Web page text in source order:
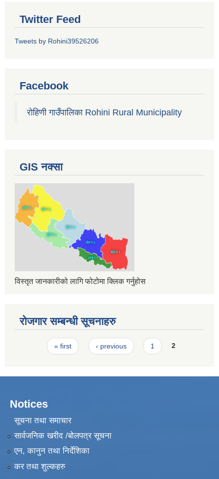
Twitter Feed
Tweets by Rohini39526206
Facebook
रोहिणी गाउँपालिका Rohini Rural Municipality
GIS नक्सा
विस्तृत जानकारीको लागि फोटोमा क्लिक गर्नुहोस
रोजगार सम्बन्धी सूचनाहरु
Pages« first ‹ previous 1 2
Notices
सूचना तथा समाचार
सार्वजनिक खरीद /बोलपत्र सूचना
एन, कानुन तथा निर्देशिका
कर तथा शुल्कहरु